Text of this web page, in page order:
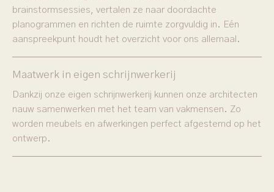
brainstormsessies, vertalen ze naar doordachte
planogrammen en richten de ruimte zorgvuldig in. Eén
aanspreekpunt houdt het overzicht voor ons allemaal.
Maatwerk in eigen schrijnwerkerij
Dankzij onze eigen schrijnwerkerij kunnen onze architecten
nauw samenwerken met het team van vakmensen. Zo
worden meubels en afwerkingen perfect afgestemd op het
ontwerp.